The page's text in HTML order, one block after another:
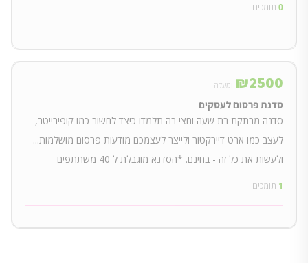
0 תומכים
₪2500 ומעלה
סדנת פרסום לעסקים
סדנה מרתקת בת שעה וחצי בה תלמדו כיצד לחשוב כמו קופירייטר,
לעצב כמו ארט דיירקטור ולייצר לעצמכם מודעות פרסום מושלמות...
ולעשות את כל זה - בחינם. *הסדנא מוגבלת ל 40 משתתפים
1 תומכים